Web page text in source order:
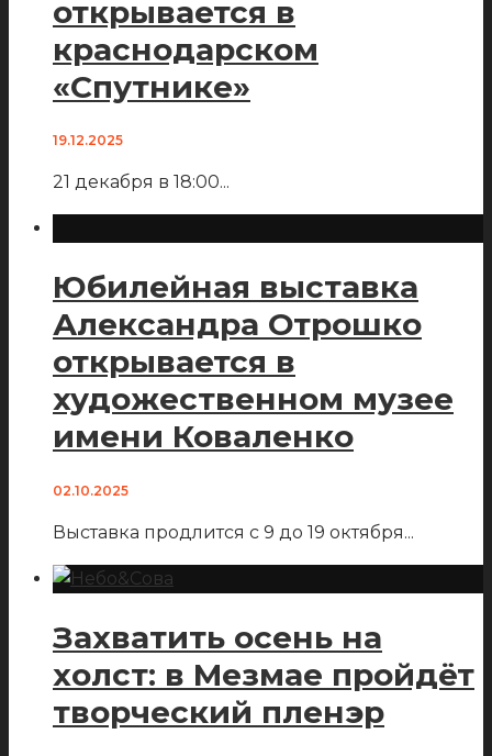
открывается в
краснодарском
«Спутнике»
19.12.2025
21 декабря в 18:00...
Юбилейная выставка
Александра Отрошко
открывается в
художественном музее
имени Коваленко
02.10.2025
Выставка продлится с 9 до 19 октября...
Захватить осень на
холст: в Мезмае пройдёт
творческий пленэр